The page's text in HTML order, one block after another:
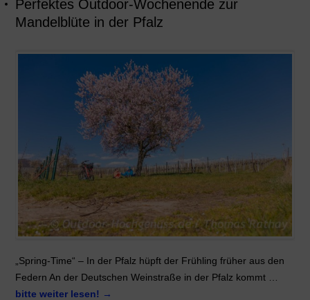
Perfektes Outdoor-Wochenende zur
Mandelblüte in der Pfalz
„Spring-Time“ – In der Pfalz hüpft der Frühling früher aus den
Federn An der Deutschen Weinstraße in der Pfalz kommt …
bitte weiter lesen! →